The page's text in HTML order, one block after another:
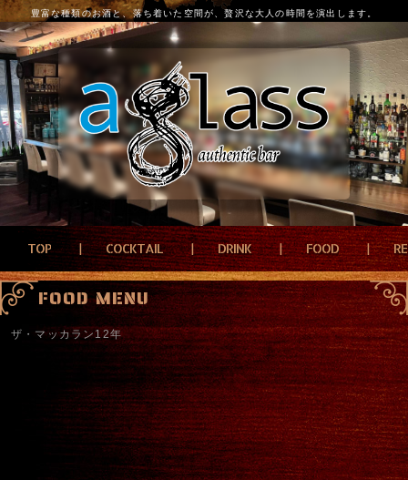
豊富な種類のお酒と、落ち着いた空間が、贅沢な大人の時間を演出します。
TOP COCKTAIL DRINK FOOD
FOOD MENU
ザ・マッカラン12年